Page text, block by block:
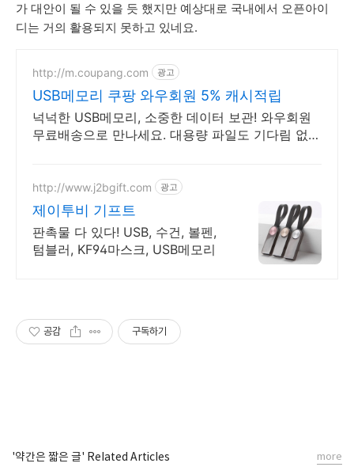
가 대안이 될 수 있을 듯 했지만 예상대로 국내에서 오픈아이
디는 거의 활용되지 못하고 있네요.
http://m.coupang.com 광고
USB메모리 쿠팡 와우회원 5% 캐시적립
넉넉한 USB메모리, 소중한 데이터 보관! 와우회원
무료배송으로 만나세요. 대용량 파일도 기다림 없이
http://www.j2bgift.com 광고
제이투비 기프트
판촉물 다 있다! USB, 수건, 볼펜,
텀블러, KF94마스크, USB메모리
공감 구독하기
'약간은 짧은 글' Related Articles more